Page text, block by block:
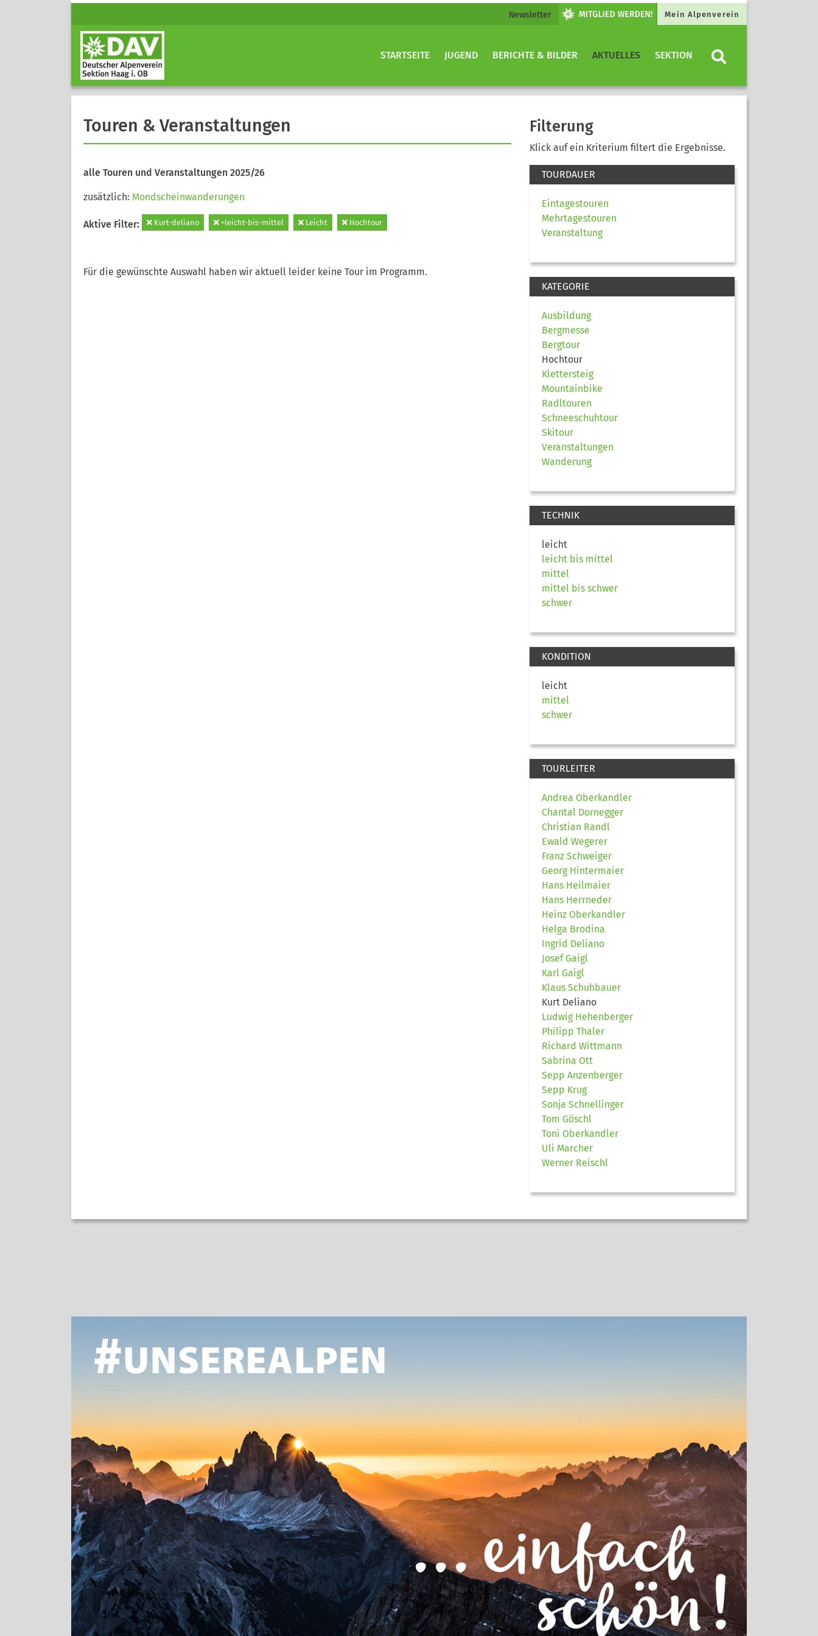
Newsletter Mein Alpenverein
STARTSEITE JUGEND BERICHTE & BILDER AKTUELLES SEKTION
Touren & Veranstaltungen
alle Touren und Veranstaltungen 2025/26
zusätzlich: Mondscheinwanderungen
Aktive Filter: Kurt-deliano =leicht-bis-mittel Leicht Hochtour
Für die gewünschte Auswahl haben wir aktuell leider keine Tour im Programm.
Filterung
Klick auf ein Kriterium filtert die Ergebnisse.
TOURDAUER
Eintagestouren
Mehrtagestouren
Veranstaltung
KATEGORIE
Ausbildung
Bergmesse
Bergtour
Hochtour
Klettersteig
Mountainbike
Radltouren
Schneeschuhtour
Skitour
Veranstaltungen
Wanderung
TECHNIK
leicht
leicht bis mittel
mittel
mittel bis schwer
schwer
KONDITION
leicht
mittel
schwer
TOURLEITER
Andrea Oberkandler
Chantal Dornegger
Christian Randl
Ewald Wegerer
Franz Schweiger
Georg Hintermaier
Hans Heilmaier
Hans Herrneder
Heinz Oberkandler
Helga Brodina
Ingrid Deliano
Josef Gaigl
Karl Gaigl
Klaus Schuhbauer
Kurt Deliano
Ludwig Hehenberger
Philipp Thaler
Richard Wittmann
Sabrina Ott
Sepp Anzenberger
Sepp Krug
Sonja Schnellinger
Tom Göschl
Toni Oberkandler
Uli Marcher
Werner Reischl